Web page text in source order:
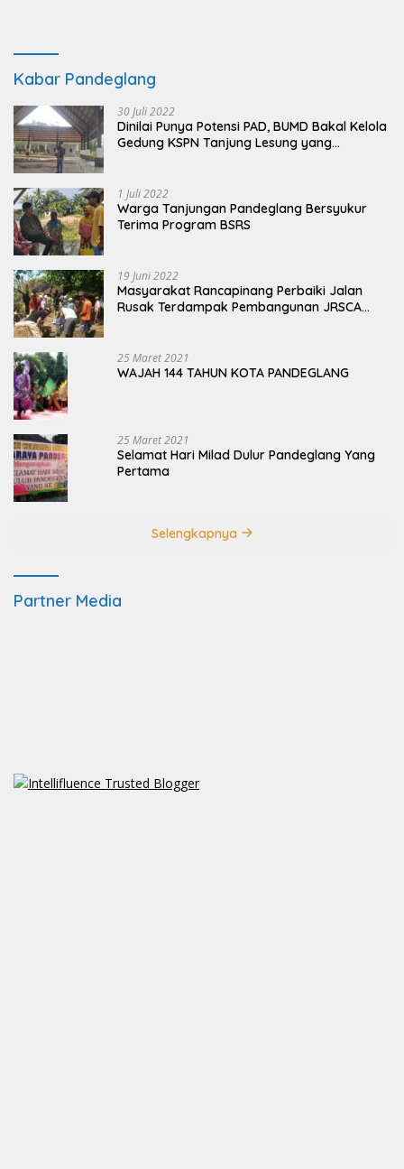
Kabar Pandeglang
30 Juli 2022
Dinilai Punya Potensi PAD, BUMD Bakal Kelola
Gedung KSPN Tanjung Lesung yang
1 Juli 2022
Warga Tanjungan Pandeglang Bersyukur
Terima Program BSRS
19 Juni 2022
Masyarakat Rancapinang Perbaiki Jalan
Rusak Terdampak Pembangunan JRSCA
25 Maret 2021
WAJAH 144 TAHUN KOTA PANDEGLANG
25 Maret 2021
Selamat Hari Milad Dulur Pandeglang Yang
Pertama
Selengkapnya
Partner Media